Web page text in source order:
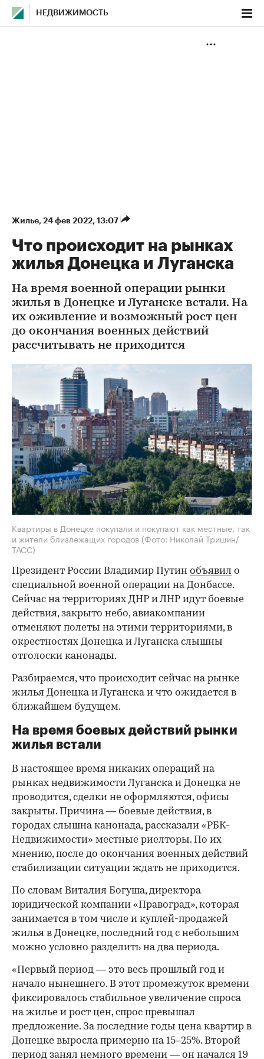
НЕДВИЖИМОСТЬ
Жилье⁠, 24 фев 2022, 13:07
Что происходит на рынках
жилья Донецка и Луганска
На время военной операции рынки
жилья в Донецке и Луганске встали. На
их оживление и возможный рост цен
до окончания военных действий
рассчитывать не приходится
Квартиры в Донецке покупали и покупают как местные, так
и жители близлежащих городов (Фото: Николай Тришин/
ТАСС)
Президент России Владимир Путин объявил о
специальной военной операции на Донбассе.
Сейчас на территориях ДНР и ЛНР идут боевые
действия, закрыто небо, авиакомпании
отменяют полеты на этими территориями, в
окрестностях Донецка и Луганска слышны
отголоски канонады.
Разбираемся, что происходит сейчас на рынке
жилья Донецка и Луганска и что ожидается в
ближайшем будущем.
На время боевых действий рынки
жилья встали
В настоящее время никаких операций на
рынках недвижимости Луганска и Донецка не
проводится, сделки не оформляются, офисы
закрыты. Причина — боевые действия, в
городах слышна канонада, рассказали «РБК-
Недвижимости» местные риелторы. По их
мнению, после до окончания военных действий
стабилизации ситуации ждать не приходится.
По словам Виталия Богуша, директора
юридической компании «Правоград», которая
занимается в том числе и куплей-продажей
жилья в Донецке, последний год с небольшим
можно условно разделить на два периода.
«Первый период — это весь прошлый год и
начало нынешнего. В этот промежуток времени
фиксировалось стабильное увеличение спроса
на жилье и рост цен, спрос превышал
предложение. За последние годы цена квартир в
Донецке выросла примерно на 15–25%. Второй
период занял немного времени — он начался 19